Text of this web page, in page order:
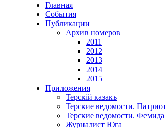
Главная
События
Публикации
Архив номеров
2011
2012
2013
2014
2015
Приложения
Терскiй казакъ
Терские ведомости. Патриот
Терские ведомости. Фемида
Журналист Юга